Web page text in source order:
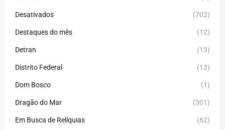
Desativados (702)
Destaques do mês (12)
Detran (13)
Distrito Federal (13)
Dom Bosco (1)
Dragão do Mar (301)
Em Busca de Relíquias (62)